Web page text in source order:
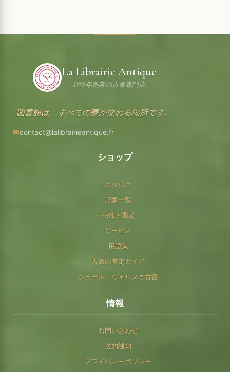
La Librairie Antique
1995年創業の古書専門店
図書館は、すべての夢が交わる場所です。
contact@lalibrairieantique.fr
ショップ
カタログ
記事一覧
売却・鑑定
サービス
用語集
古書の査定ガイド
ジュール・ヴェルヌの古書
情報
お問い合わせ
法的通知
プライバシーポリシー